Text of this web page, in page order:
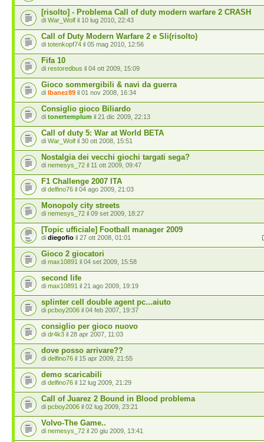
[risolto] - Problema Call of duty modern warfare 2 CRASH
di War_Wolf il 10 lug 2010, 22:43
Call of Duty Modern Warfare 2 e Sli(risolto)
di totenkopf74 il 05 mag 2010, 12:56
Fifa 10
di restoredbus il 04 ott 2009, 15:09
Gioco sommergibili & navi da guerra
di Ibanez89 il 01 nov 2008, 16:34
Consiglio gioco Biliardo
di tonertemplum il 21 dic 2009, 22:13
Call of duty 5: War at World BETA
di War_Wolf il 30 ott 2008, 15:51
Nostalgia dei vecchi giochi targati sega?
di nemesys_72 il 11 ott 2009, 09:47
F1 Challenge 2007 ITA
di delfino76 il 04 ago 2009, 21:03
Monopoly city streets
di nemesys_72 il 09 set 2009, 18:27
[Topic ufficiale] Football manager 2009
di diegofio il 27 ott 2008, 01:01
Gioco 2 giocatori
di max10891 il 04 set 2009, 15:58
second life
di max10891 il 21 ago 2009, 19:19
splinter cell double agent pc...aiuto
di pcboy2006 il 04 feb 2007, 19:37
consiglio per gioco nuovo
di dr4k3 il 28 apr 2007, 11:03
dove posso arrivare??
di delfino76 il 15 apr 2009, 21:55
demo scaricabili
di delfino76 il 12 lug 2009, 21:29
Call of Juarez 2 Bound in Blood problema
di pcboy2006 il 02 lug 2009, 23:21
Volvo-The Game..
di nemesys_72 il 20 giu 2009, 13:41